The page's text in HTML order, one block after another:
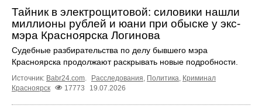
Тайник в электрощитовой: силовики нашли
миллионы рублей и юани при обыске у экс-
мэра Красноярска Логинова
Судебные разбирательства по делу бывшего мэра
Красноярска продолжают раскрывать новые подробности.
Источник: Babr24.com Расследования Политика Криминал
Красноярск
17773 19.07.2026